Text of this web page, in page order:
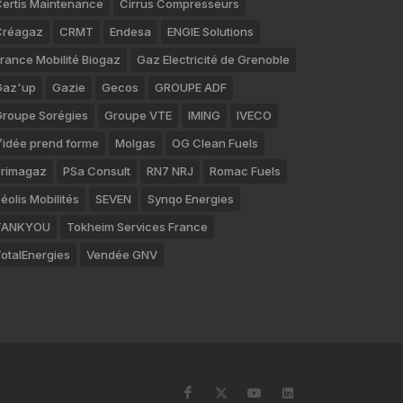
Maintenance
Cirrus Compresseurs
CRMT Endesa
ENGIE Solutions
Mobilité Biogaz
Gaz Electricité de Grenoble
Gazie Gecos
GROUPE ADF
Sorégies
Groupe VTE IMING
IVECO
prend forme
Molgas
OG Clean Fuels
PSa Consult RN7 NRJ
Romac Fuels
Mobilités
SEVEN
Synqo Energies
Tokheim Services France
Vendée GNV